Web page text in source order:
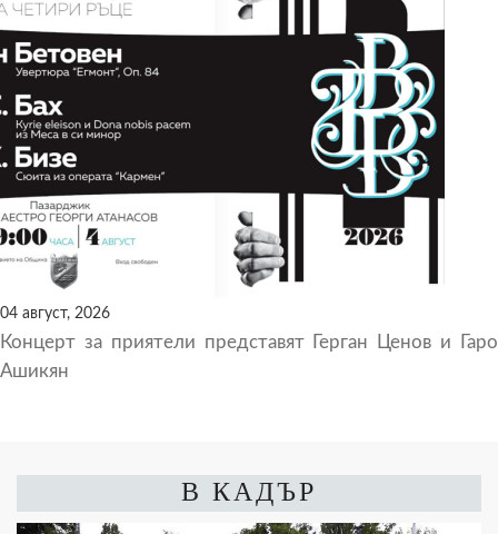
04 август, 2026
Концерт за приятели представят Герган Ценов и Гаро
Ашикян
В КАДЪР